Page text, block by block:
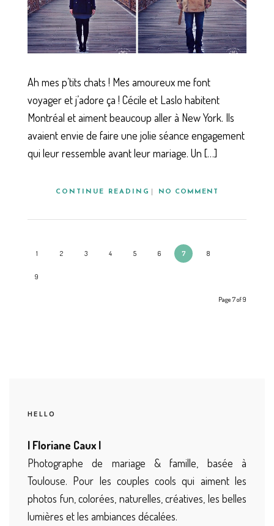
Ah mes p’tits chats ! Mes amoureux me font
voyager et j’adore ça ! Cécile et Laslo habitent
Montréal et aiment beaucoup aller à New York. Ils
avaient envie de faire une jolie séance engagement
qui leur ressemble avant leur mariage. Un […]
CONTINUE READING NO COMMENT
1 2 3 4 5 6 7 8
9
Page 7 of 9
HELLO
| Floriane Caux |
Photographe de mariage & famille, basée à
Toulouse. Pour les couples cools qui aiment les
photos fun, colorées, naturelles, créatives, les belles
lumières et les ambiances décalées.